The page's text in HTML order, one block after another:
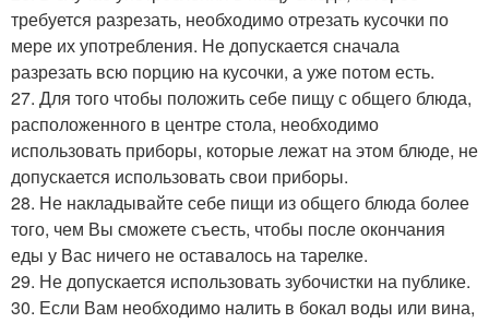
требуется разрезать, необходимо отрезать кусочки по
мере их употребления. Не допускается сначала
разрезать всю порцию на кусочки, а уже потом есть.
27. Для того чтобы положить себе пищу с общего блюда,
расположенного в центре стола, необходимо
использовать приборы, которые лежат на этом блюде, не
допускается использовать свои приборы.
28. Не накладывайте себе пищи из общего блюда более
того, чем Вы сможете съесть, чтобы после окончания
еды у Вас ничего не оставалось на тарелке.
29. Не допускается использовать зубочистки на публике.
30. Если Вам необходимо налить в бокал воды или вина,